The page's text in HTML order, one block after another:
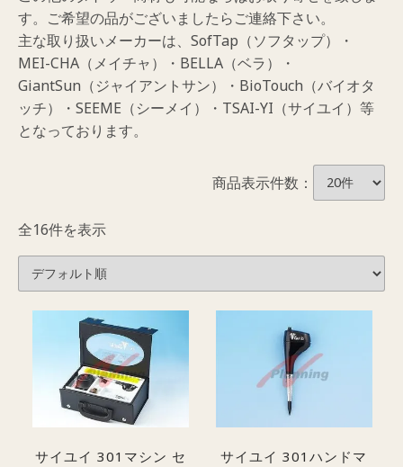
す。ご希望の品がございましたらご連絡下さい。
主な取り扱いメーカーは、SofTap（ソフタップ）・
MEI-CHA（メイチャ）・BELLA（ベラ）・
GiantSun（ジャイアントサン）・BioTouch（バイオタ
ッチ）・SEEME（シーメイ）・TSAI-YI（サイユイ）等
となっております。
商品表示件数：
全16件を表示
サイユイ 301マシン セ
サイユイ 301ハンドマ